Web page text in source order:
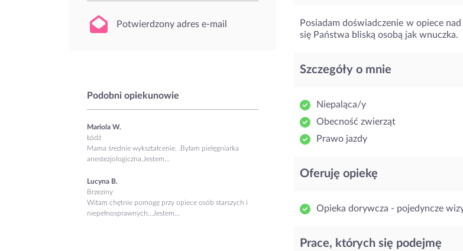
Potwierdzony adres e-mail
Podobni opiekunowie
Mariola W.
Łódź
Mama średnie wykształcenie. .Byłam pielęgniarka
anestezjologiczna.Jestem...
Lucyna B.
Brzeziny
Witam chętnie pomogę przy opiece osób starszych i
niepełnosprawnych...Jestem...
Posiadam doświadczenie w opiece
się Państwa bliską osobą jak wnuczka.
Szczegóły o mnie
Niepaląca/y
Obecność zwierząt
Prawo jazdy
Oferuję opiekę
Opieka dorywcza - pojedyncze
Prace, których się podejmę